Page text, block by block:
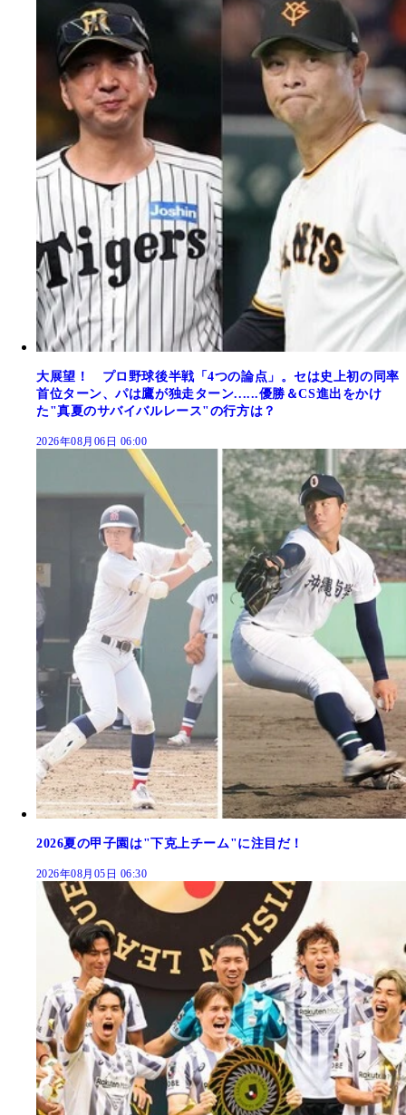
大展望！ プロ野球後半戦「4つの論点」。セは史上初の同率
首位ターン、パは鷹が独走ターン......優勝＆CS進出をかけ
た"真夏のサバイバルレース"の行方は？
2026年08月06日 06:00
2026夏の甲子園は"下克上チーム"に注目だ！
2026年08月05日 06:30